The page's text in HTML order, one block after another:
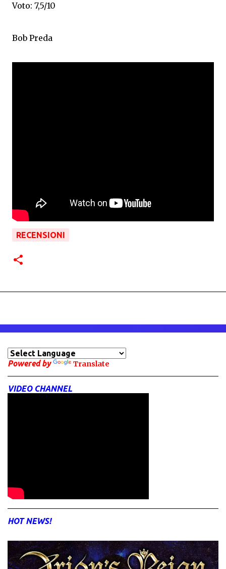
Voto: 7,5/10
Bob Preda
RECENSIONI
Powered by Translate
VIDEO CHANNEL
HOT NEWS!